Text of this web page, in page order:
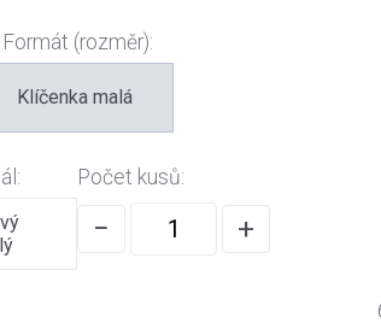
Formát (rozměr):
Klíčenka malá
Počet kusů:
− +